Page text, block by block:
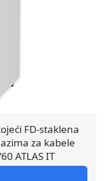
FD-staklena
za kabele
ATLAS IT